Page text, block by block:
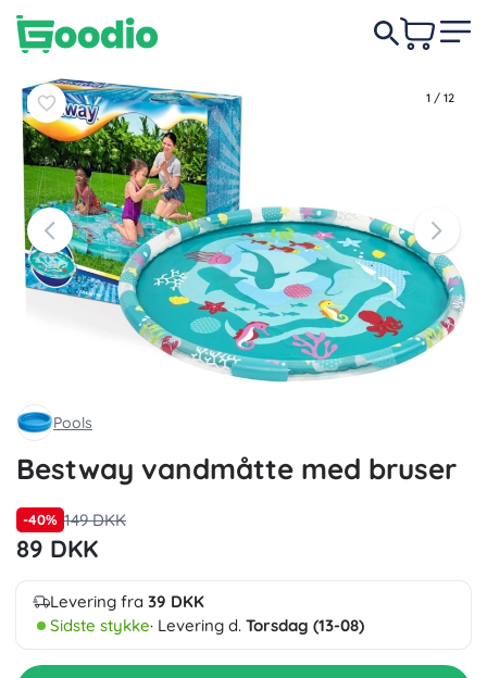
1 / 12
Pools
Bestway vandmåtte med bruser
-40% 149 DKK
89 DKK
Levering fra 39 DKK
Sidste stykke· Levering d. Torsdag (13-08)
-40% 149 DKK
Læg i